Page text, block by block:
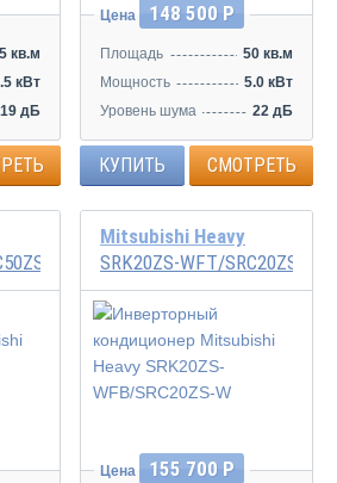
кв.м
кВт
19 дБ
Цена 148 500 Р
Площадь
50 кв.м
Мощность
5.0 кВт
Уровень шума
22 дБ
КУПИТЬ СМОТРЕТЬ
W
Mitsubishi Heavy
SRK20ZS-WFT/SRC20ZS-W
Инвертор
Цена 155 700 Р